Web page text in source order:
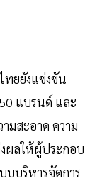
ทยยังแข่งขัน
แบรนด์ และ
มสะอาด ความ
ผลให้ผู้ประกอบ
บบริหารจัดการ